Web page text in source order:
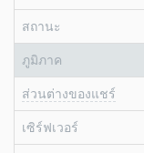
สถานะ
ภูมิภาค
ส่วนต่างของแชร์
เซิร์ฟเวอร์